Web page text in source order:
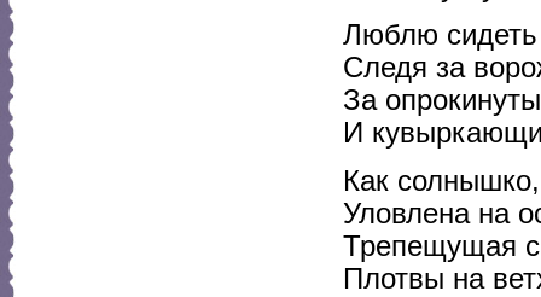
Люблю
Следя за
За
И
Как
Уловлена на
Трепещущая
Плотвы на